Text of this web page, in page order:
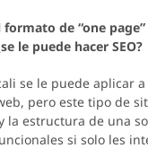
de “one
le puede hacer SEO?
se le puede aplicar a
pero este tipo de
la estructura de una
si solo les